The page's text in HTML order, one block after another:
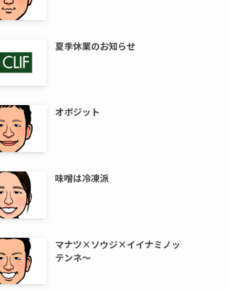
夏季休業のお知らせ
オポジット
味噌は冷凍派
マナツ×ソウジ×イイナミノッ
テンネ～